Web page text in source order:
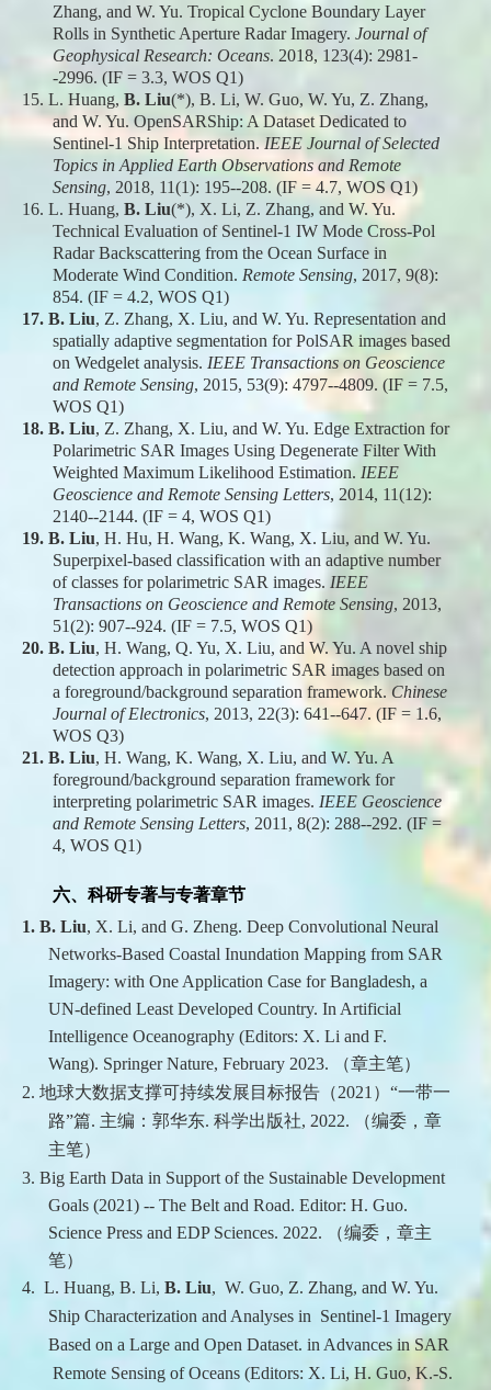
Zhang, and W. Yu. Tropical Cyclone Boundary Layer
Rolls in Synthetic Aperture Radar Imagery. Journal of
Geophysical Research: Oceans. 2018, 123(4): 2981-
-2996. (IF = 3.3, WOS Q1)
15. L. Huang, B. Liu(*), B. Li, W. Guo, W. Yu, Z. Zhang,
and W. Yu. OpenSARShip: A Dataset Dedicated to
Sentinel-1 Ship Interpretation.IEEE Journal of Selected
Topics in Applied Earth Observations and Remote
Sensing, 2018, 11(1): 195--208. (IF = 4.7, WOS Q1)
16. L. Huang, B. Liu(*), X. Li, Z. Zhang, and W. Yu.
Technical Evaluation of Sentinel-1 IW Mode Cross-Pol
Radar Backscattering from the Ocean Surface in
Moderate Wind Condition. Remote Sensing, 2017, 9(8):
854. (IF = 4.2, WOS Q1)
17. B. Liu, Z. Zhang, X. Liu, and W. Yu. Representation and
spatially adaptive segmentation for PolSAR images based
on Wedgelet analysis. IEEE Transactions on Geoscience
and Remote Sensing, 2015, 53(9): 4797--4809. (IF = 7.5,
WOS Q1)
18. B. Liu, Z. Zhang, X. Liu, and W. Yu. Edge Extraction for
Polarimetric SAR Images Using Degenerate Filter With
Weighted Maximum Likelihood Estimation. IEEE
Geoscience and Remote Sensing Letters, 2014, 11(12):
2140--2144. (IF = 4, WOS Q1)
19. B. Liu, H. Hu, H. Wang, K. Wang, X. Liu, and W. Yu.
Superpixel-based classification with an adaptive number
of classes for polarimetric SAR images. IEEE
Transactions on Geoscience and Remote Sensing, 2013,
51(2): 907--924. (IF = 7.5, WOS Q1)
20. B. Liu, H. Wang, Q. Yu, X. Liu, and W. Yu. A novel ship
detection approach in polarimetric SAR images based on
a foreground/background separation framework. Chinese
Journal of Electronics, 2013, 22(3): 641--647. (IF = 1.6,
WOS Q3)
21. B. Liu, H. Wang, K. Wang, X. Liu, and W. Yu. A
foreground/background separation framework for
interpreting polarimetric SAR images. IEEE Geoscience
and Remote Sensing Letters, 2011, 8(2): 288--292. (IF =
4, WOS Q1)
六、科研专著与专著章节
1. B. Liu, X. Li, and G. Zheng. Deep Convolutional Neural
Networks-Based Coastal Inundation Mapping from SAR
Imagery: with One Application Case for Bangladesh, a
UN-defined Least Developed Country. In Artificial
Intelligence Oceanography (Editors: X. Li and F.
Wang). Springer Nature, February 2023.
（章主笔）
2. 地球大数据支撑可持续发展目标报告（2021 ） “一带一
路”篇. 主编：郭华东. 科学出版社, 2022.
（编委，章
主笔）
3. Big Earth Data in Support of the Sustainable Development
Goals (2021) -- The Belt and Road. Editor: H. Guo.
Science Press and EDP Sciences. 2022.
（编委，章主
笔）
4. L. Huang, B. Li, B. Liu, W. Guo, Z. Zhang, and W. Yu.
Ship Characterization and Analyses in Sentinel-1 Imagery
Based on a Large and Open Dataset. in Advances in SAR
Remote Sensing of Oceans (Editors: X. Li, H. Guo, K.-S.